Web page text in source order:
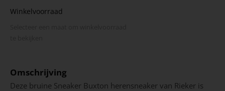
Winkelvoorraad
Omschrijving
Deze bruine Sneaker Buxton herensneaker van Rieker is